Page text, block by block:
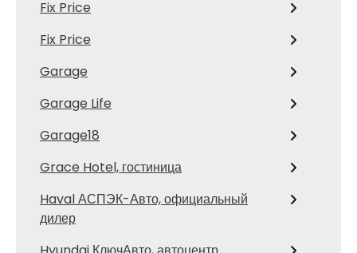
Fix Price
Fix Price
Garage
Garage Life
Garage18
Grace Hotel, гостиница
Haval АСПЭК-Авто, официальный
дилер